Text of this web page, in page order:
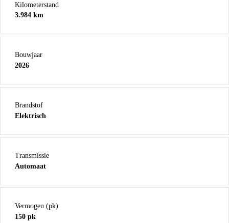
Kilometerstand
3.984 km
Bouwjaar
2026
Brandstof
Elektrisch
Transmissie
Automaat
Vermogen (pk)
150 pk